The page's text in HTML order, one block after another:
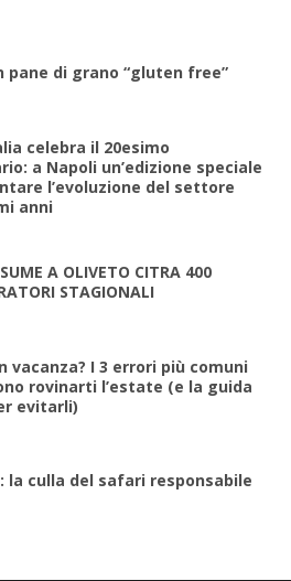
pane di grano “gluten free”
celebra il 20esimo
a Napoli un’edizione speciale
l’evoluzione del settore
anni
A OLIVETO CITRA 400
STAGIONALI
vacanza? I 3 errori più comuni
rovinarti l’estate (e la guida
evitarli)
la culla del safari responsabile